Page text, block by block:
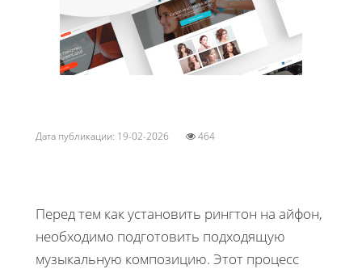
Дата публикации: 19-02-2026 464
Перед тем как установить рингтон на айфон,
необходимо подготовить подходящую
музыкальную композицию. Этот процесс